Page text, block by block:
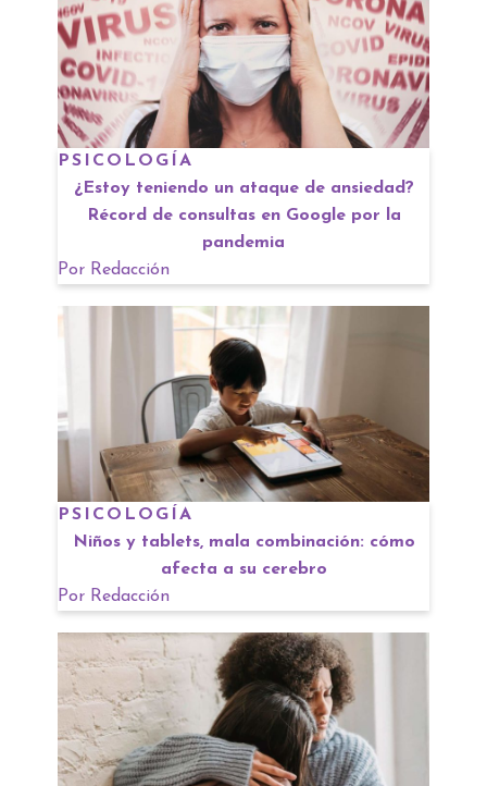
PSICOLOGÍA
¿Estoy teniendo un ataque de ansiedad?
Récord de consultas en Google por la
pandemia
Por Redacción
PSICOLOGÍA
Niños y tablets, mala combinación: cómo
afecta a su cerebro
Por Redacción